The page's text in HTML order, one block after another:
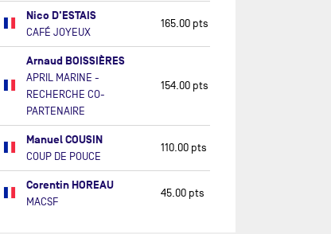
Nico D'ESTAIS
CAFÉ JOYEUX
165.00 pts
Arnaud BOISSIÈRES
APRIL MARINE -
RECHERCHE CO-
PARTENAIRE
154.00 pts
Manuel COUSIN
COUP DE POUCE
110.00 pts
Corentin HOREAU
MACSF
45.00 pts